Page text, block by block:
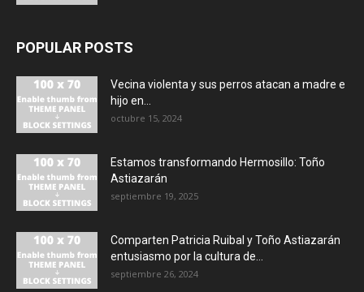
POPULAR POSTS
Vecina violenta y sus perros atacan a madre e
hijo en...
octubre 15, 2024
Estamos transformando Hermosillo: Toño
Astiazarán
septiembre 19, 2025
Comparten Patricia Ruibal y Toño Astiazarán
entusiasmo por la cultura de...
septiembre 26, 2024